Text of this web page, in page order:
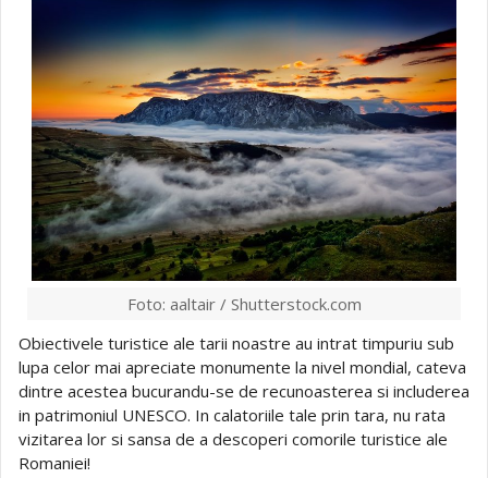
Foto: aaltair / Shutterstock.com
Obiectivele turistice ale tarii noastre au intrat timpuriu sub
lupa celor mai apreciate monumente la nivel mondial, cateva
dintre acestea bucurandu-se de recunoasterea si includerea
in patrimoniul UNESCO. In calatoriile tale prin tara, nu rata
vizitarea lor si sansa de a descoperi comorile turistice ale
Romaniei!